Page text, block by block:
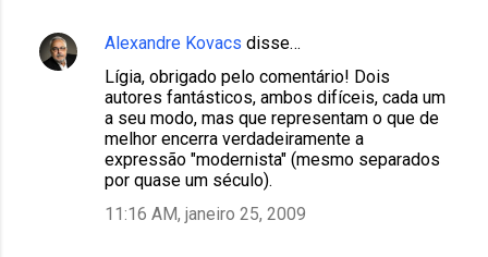
Alexandre Kovacs disse…
Lígia, obrigado pelo comentário! Dois
autores fantásticos, ambos difíceis, cada um
a seu modo, mas que representam o que de
melhor encerra verdadeiramente a
expressão "modernista" (mesmo separados
por quase um século).
11:16 AM, janeiro 25, 2009